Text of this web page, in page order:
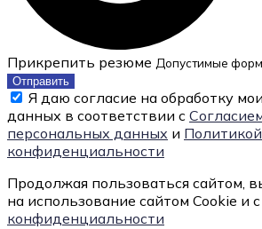
Прикрепить резюме Допустимые
Отправить
Я даю согласие на обработку
данных в соответствии с
персональных данных и Политикой
конфиденциальности
Продолжая пользоваться сайтом,
на использование сайтом Cookie и с
конфиденциальности